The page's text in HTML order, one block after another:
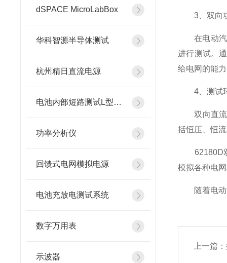
dSPACE MicroLabBox
华科智源半导体测试
杭州精日直流电源
电池内部短路测试L型镍片
功率分析仪
回馈式电网模拟电源
电池充放电测试系统
数字万用表
示波器
3、双向
在电动汽车
进行测试。
给电网的能
4、测试
双向直流电
括恒压、恒
62180D双
模拟各种电
随着电动汽
上一篇：